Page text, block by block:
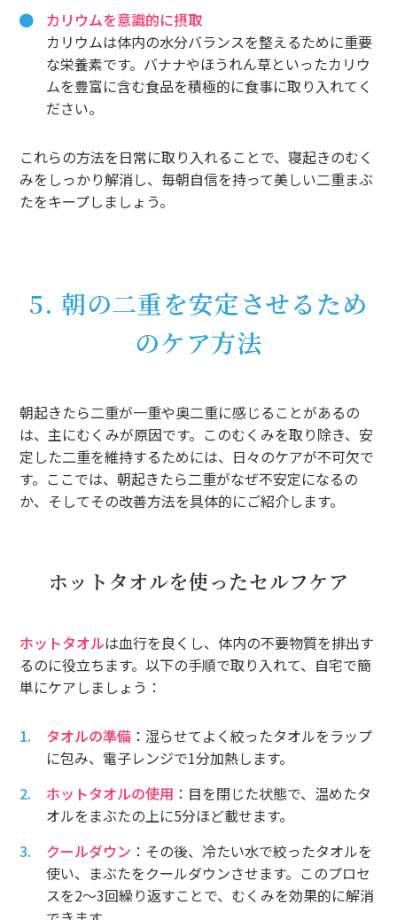
カリウムを意識的に摂取
カリウムは体内の水分バランスを整えるために重要
な栄養素です。バナナやほうれん草といったカリウ
ムを豊富に含む食品を積極的に食事に取り入れてく
ださい。
これらの方法を日常に取り入れることで、寝起きのむく
みをしっかり解消し、毎朝自信を持って美しい二重まぶ
たをキープしましょう。
5. 朝の二重を安定させるため
のケア方法
朝起きたら二重が一重や奥二重に感じることがあるの
は、主にむくみが原因です。このむくみを取り除き、安
定した二重を維持するためには、日々のケアが不可欠で
す。ここでは、朝起きたら二重がなぜ不安定になるの
か、そしてその改善方法を具体的にご紹介します。
ホットタオルを使ったセルフケア
ホットタオルは血行を良くし、体内の不要物質を排出す
るのに役立ちます。以下の手順で取り入れて、自宅で簡
単にケアしましょう：
タオルの準備 ：湿らせてよく絞ったタオルをラップ
に包み、電子レンジで1分加熱します。
ホットタオルの使用 ：目を閉じた状態で、温めたタ
オルをまぶたの上に5分ほど載せます。
クールダウン ：その後、冷たい水で絞ったタオルを
使い、まぶたをクールダウンさせます。このプロセ
スを2〜3回繰り返すことで、むくみを効果的に解消